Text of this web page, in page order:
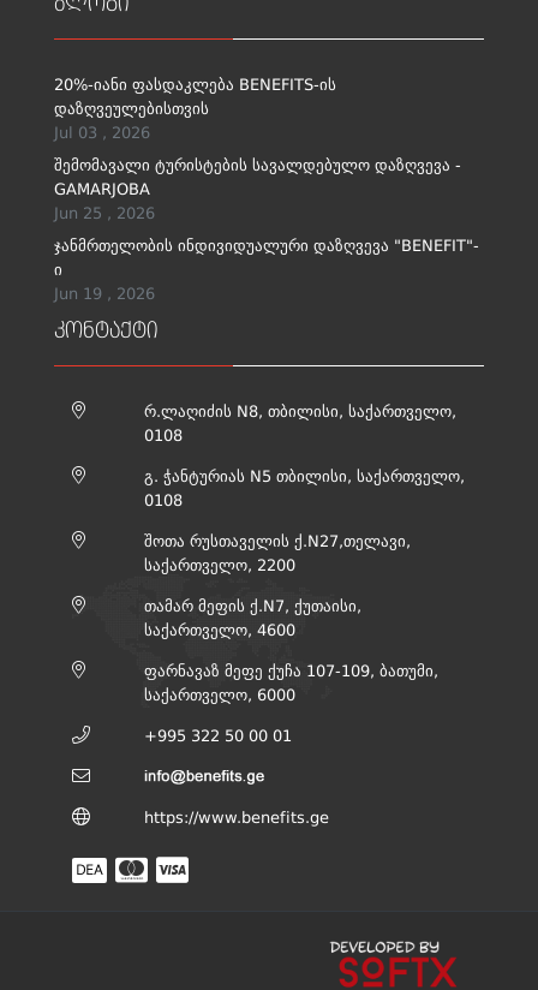
20%-იანი ფასდაკლება BENEFITS-ის
დაზღვეულებისთვის
Jul 03 , 2026
შემომავალი ტურისტების სავალდებულო დაზღვევა -
GAMARJOBA
Jun 25 , 2026
ჯანმრთელობის ინდივიდუალური დაზღვევა "BENEFIT"-
ი
Jun 19 , 2026
კონტაქტი
რ.ლაღიძის N8, თბილისი, საქართველო,
0108
გ. ჭანტურიას N5 თბილისი, საქართველო,
0108
შოთა რუსთაველის ქ.N27,თელავი,
საქართველო, 2200
თამარ მეფის ქ.N7, ქუთაისი,
საქართველო, 4600
ფარნავაზ მეფე ქუჩა 107-109, ბათუმი,
საქართველო, 6000
+995 322 50 00 01
https://www.benefits.ge
DEA